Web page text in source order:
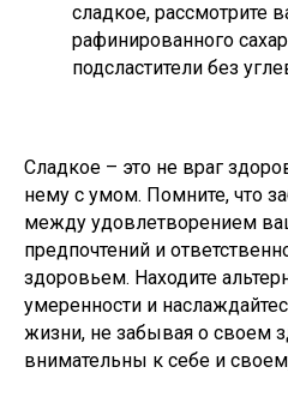
сладкое, рассмотрите
рафинированного
подсластители без
Сладкое – это не враг
нему с умом. Помните, что
между удовлетворением
предпочтений и
здоровьем. Находите
умеренности и
жизни, не забывая о своем
внимательны к себе и